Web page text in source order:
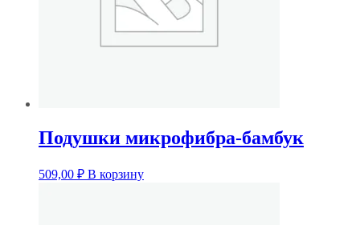
Подушки микрофибра-бамбук
509,00 ₽ В корзину